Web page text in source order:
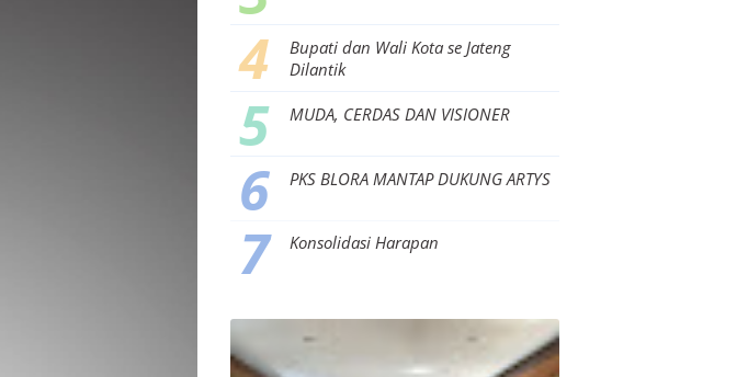
Bupati dan Wali Kota se Jateng
Dilantik
MUDA, CERDAS DAN VISIONER
PKS BLORA MANTAP DUKUNG ARTYS
Konsolidasi Harapan